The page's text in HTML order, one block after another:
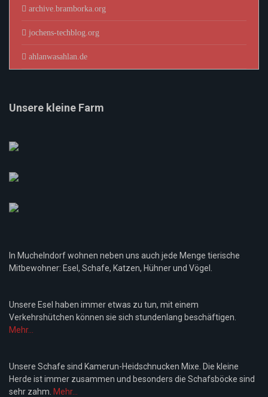
archive.bramborka.org
jochens-techblog.org
ahlanwasahlan.de
Unsere kleine Farm
In Muchelndorf wohnen neben uns auch jede Menge tierische
Mitbewohner: Esel, Schafe, Katzen, Hühner und Vögel.
Unsere Esel haben immer etwas zu tun, mit einem
Verkehrshütchen können sie sich stundenlang beschäftigen.
Mehr...
Unsere Schafe sind Kamerun-Heidschnucken Mixe. Die kleine
Herde ist immer zusammen und besonders die Schafsböcke sind
sehr zahm. Mehr...